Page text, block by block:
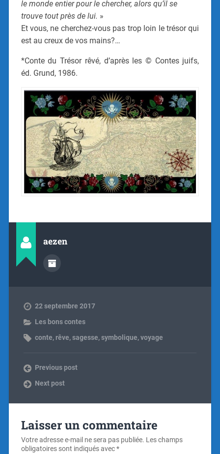
le monde entier pour le chercher, alors qu’il se
trouve tout près de lui. »
Et vous, ne cherchez-vous pas trop loin le trésor qui
est au creux de vos mains?…
*Conte du Trésor rêvé, d’après les © Contes juifs,
éd. Grund, 1986.
aezen
22 septembre 2017
Les bons contes
conte, rêve,sagesse,symbolique,voyage
Previous post
Next post
Laisser un commentaire
Votre adresse e-mail ne sera pas publiée. Les champs
obligatoires sont indiqués avec*